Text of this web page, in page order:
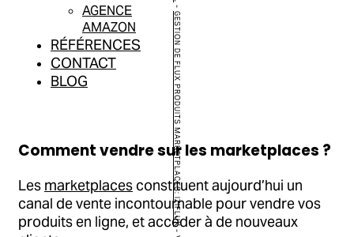
AGENCE
AMAZON
RÉFÉRENCES
CONTACT
BLOG
-
GESTION DE FLUX PRODUITS MARKETPLACES: IZIFLUX
-
Comment vendre sur les marketplaces ?
Les marketplaces constituent aujourd’hui un
canal de vente incontournable pour vendre vos
produits en ligne, et accéder à de nouveaux